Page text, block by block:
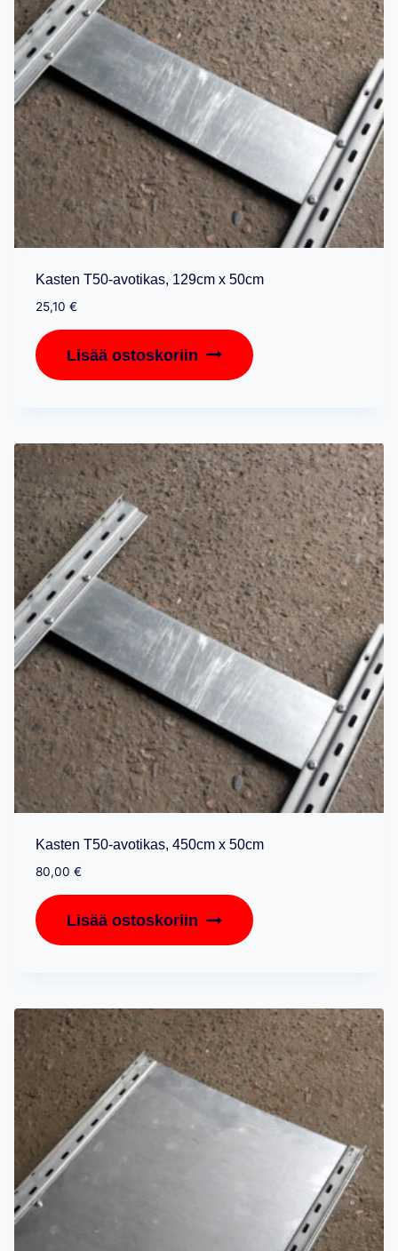
Kasten T50-avotikas, 129cm x 50cm
25,10 €
Lisää ostoskoriin
Kasten T50-avotikas, 450cm x 50cm
80,00 €
Lisää ostoskoriin